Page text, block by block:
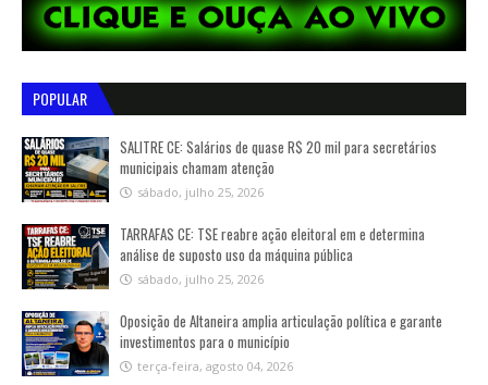
POPULAR
SALITRE CE: Salários de quase R$ 20 mil para secretários
municipais chamam atenção
sábado, julho 25, 2026
TARRAFAS CE: TSE reabre ação eleitoral em e determina
análise de suposto uso da máquina pública
sábado, julho 25, 2026
Oposição de Altaneira amplia articulação política e garante
investimentos para o município
terça-feira, agosto 04, 2026